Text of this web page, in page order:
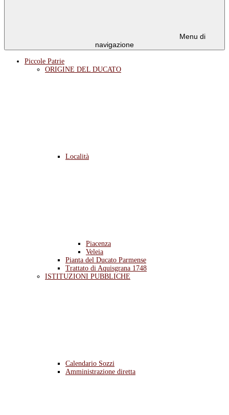
Menu di
navigazione
Piccole Patrie
ORIGINE DEL DUCATO
Località
Piacenza
Veleia
Pianta del Ducato Parmense
Trattato di Aquisgrana 1748
ISTITUZIONI PUBBLICHE
Calendario Sozzi
Amministrazione diretta